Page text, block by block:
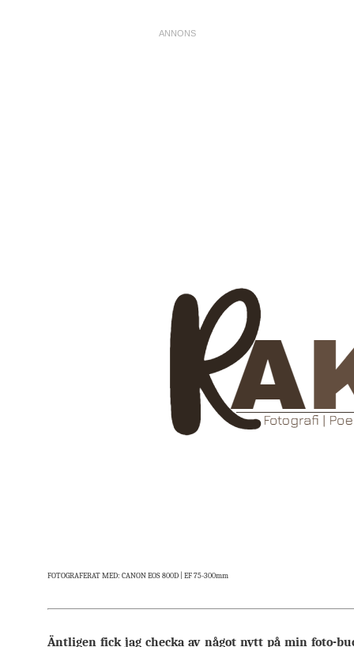
FOTOGRAFERAT MED: CANON EOS 800D | EF 75-300mm
Äntligen fick jag checka av något nytt på min foto-